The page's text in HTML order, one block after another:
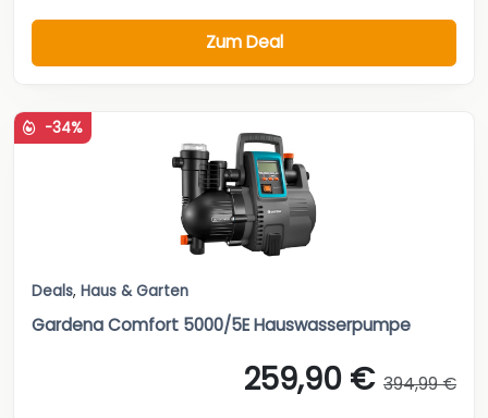
Zum Deal
-34%
Deals, Haus & Garten
Gardena Comfort 5000/5E Hauswasserpumpe
259,90 € 394,99 €